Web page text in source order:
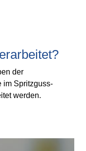
der
im Spritzguss-
werden.